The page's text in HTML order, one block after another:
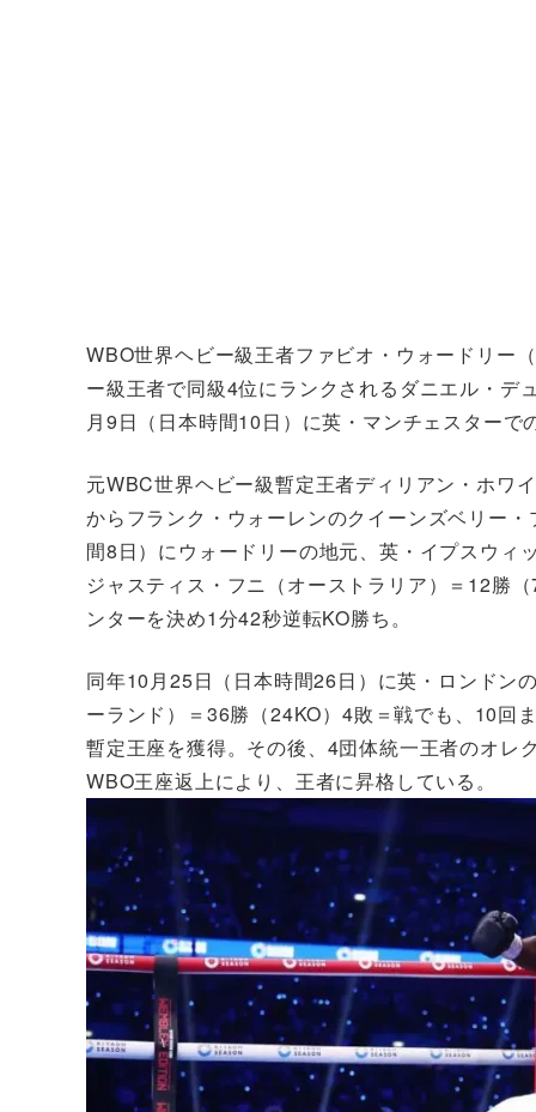
WBO世界ヘビー級王者ファビオ・ウォードリー
ー級王者で同級4位にランクされるダニエル・
月9日（日本時間10日）に英・マンチェスターで
元WBC世界ヘビー級暫定王者ディリアン・ホワ
からフランク・ウォーレンのクイーンズベリー
間8日）にウォードリーの地元、英・イプスウ
ジャスティス・フニ（オーストラリア）＝12勝
ンターを決め1分42秒逆転KO勝ち。
同年10月25日（日本時間26日）に英・ロンドン
ーランド）＝36勝（24KO）4敗＝戦でも、10回
暫定王座を獲得。その後、4団体統一王者のオレ
WBO王座返上により、王者に昇格している。